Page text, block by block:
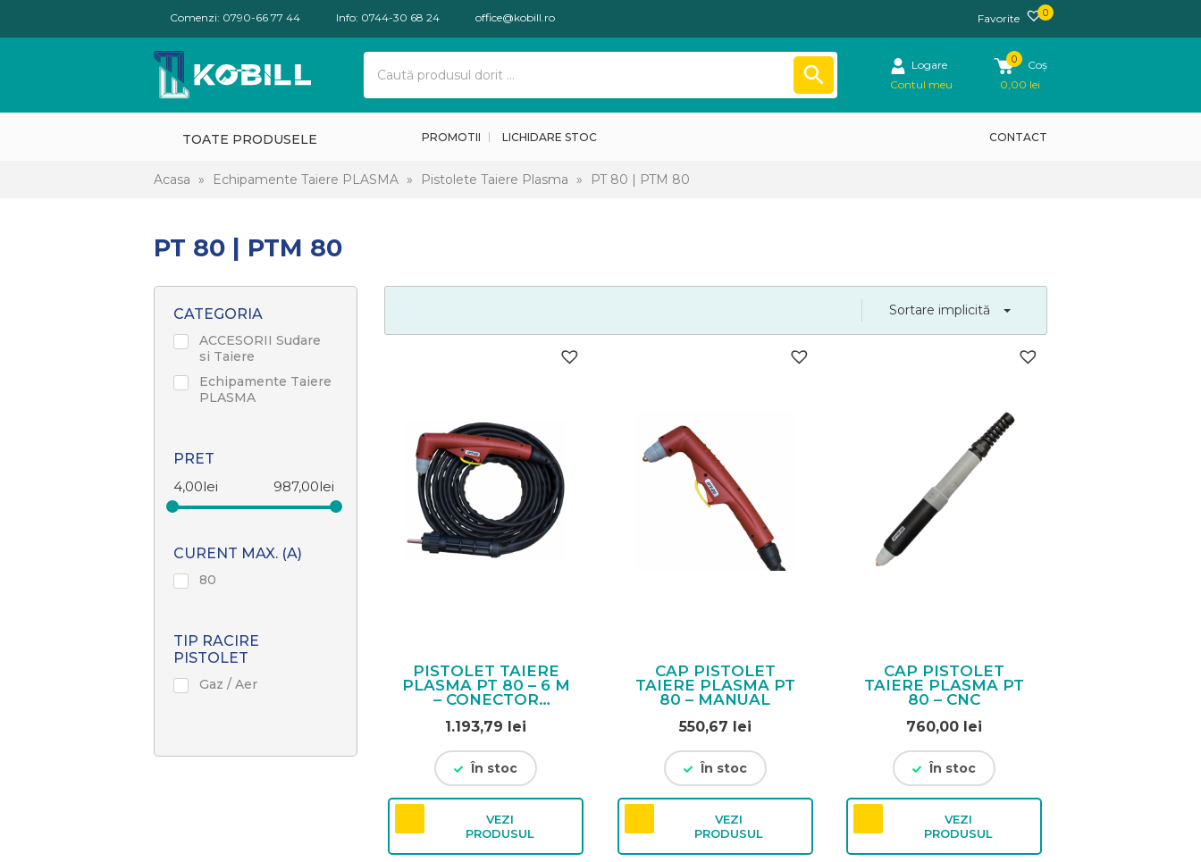
Comenzi: 0790-66 77 44 Info: 0744-30 68 24 office@kobill.ro Favorite 0
Logare
Contul meu
0
Coș
0,00 lei
TOATE PRODUSELE PROMOTII LICHIDARE STOC CONTACT
Acasa » Echipamente Taiere PLASMA » Pistolete Taiere Plasma » PT 80 | PTM 80
PT 80 | PTM 80
CATEGORIA
ACCESORII Sudare
si Taiere
Echipamente Taiere
PLASMA
PRET
4,00lei 987,00lei
CURENT MAX. (A)
80
TIP RACIRE
PISTOLET
Gaz / Aer
Sortare implicită
PISTOLET TAIERE
PLASMA PT 80 – 6 M
– CONECTOR
1.193,79 lei
În stoc
VEZI
PRODUSUL
CAP PISTOLET
TAIERE PLASMA PT
80 – MANUAL
550,67 lei
În stoc
VEZI
PRODUSUL
CAP PISTOLET
TAIERE PLASMA PT
80 – CNC
760,00 lei
În stoc
VEZI
PRODUSUL